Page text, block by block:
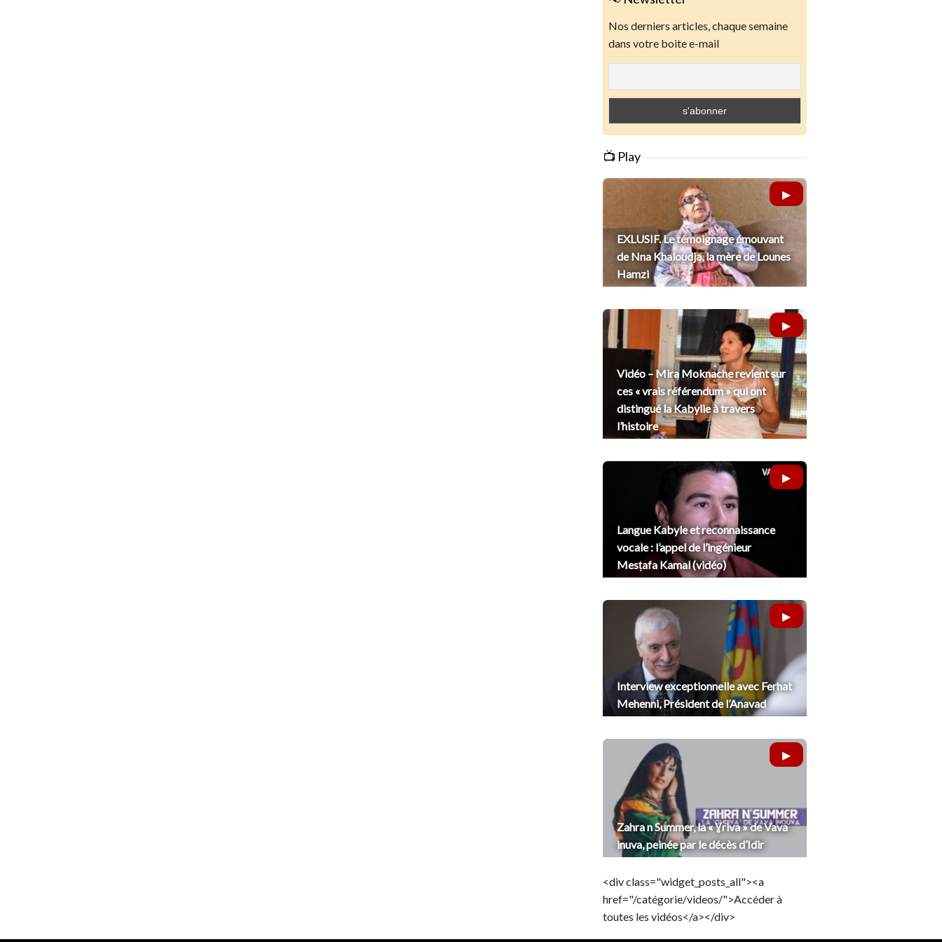
Nos derniers articles, chaque semaine
dans votre boite e-mail
📺 Play
EXLUSIF. Le témoignage émouvant
de Nna Khaloudja, la mère de Lounes
Hamzi
Vidéo – Mira Moknache revient sur
ces « vrais référendum » qui ont
distingué la Kabylie à travers
l’histoire
Langue Kabyle et reconnaissance
vocale : l’appel de l’ingénieur
Mesṭafa Kamal (vidéo)
Interview exceptionnelle avec Ferhat
Mehenni, Président de l’Anavad
Zahra n Summer, la « Ɣriva » de Vava
inuva, peinée par le décès d’Idir
<div class="widget_posts_all"><a
href="/catégorie/videos/">Accéder à
toutes les vidéos</a></div>